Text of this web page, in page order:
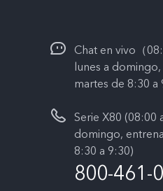
Chat en vivo（
lunes a
martes de 8:30 a
Serie X80 (08:00
domingo,
8:30 a 9:30)
800-461-